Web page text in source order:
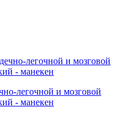
легочной и мозговой
- манекен